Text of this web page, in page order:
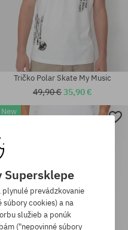
S; M; L; XL; XXL
Tričko Polar Skate My Music
49,90 €35,90 €
New
Supersklepe
plynulé prevádzkovanie
cookies) a na
služieb a ponúk
("nepovinné súbory